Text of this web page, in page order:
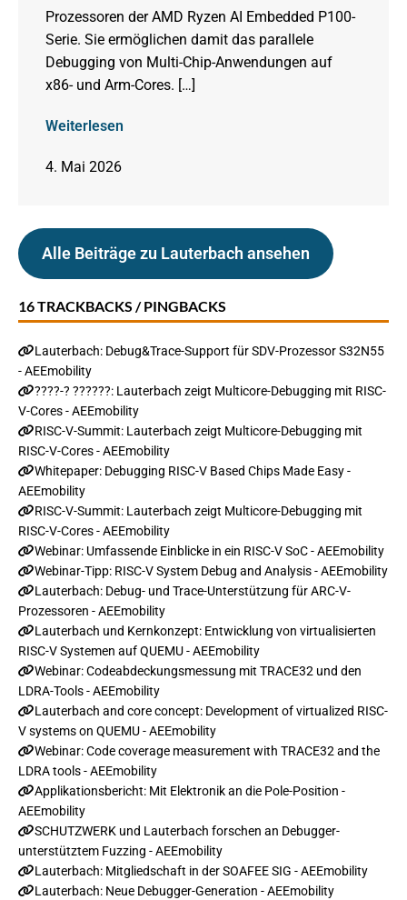
Prozessoren der AMD Ryzen AI Embedded P100-
Serie. Sie ermöglichen damit das parallele
Debugging von Multi-Chip-Anwendungen auf
x86- und Arm-Cores. […]
Weiterlesen
4. Mai 2026
Alle Beiträge zu Lauterbach ansehen
16 TRACKBACKS / PINGBACKS
Lauterbach: Debug&Trace-Support für SDV-Prozessor S32N55
- AEEmobility
????-? ??????: Lauterbach zeigt Multicore-Debugging mit RISC-
V-Cores - AEEmobility
RISC-V-Summit: Lauterbach zeigt Multicore-Debugging mit
RISC-V-Cores - AEEmobility
Whitepaper: Debugging RISC-V Based Chips Made Easy -
AEEmobility
RISC-V-Summit: Lauterbach zeigt Multicore-Debugging mit
RISC-V-Cores - AEEmobility
Webinar: Umfassende Einblicke in ein RISC-V SoC - AEEmobility
Webinar-Tipp: RISC-V System Debug and Analysis - AEEmobility
Lauterbach: Debug- und Trace-Unterstützung für ARC-V-
Prozessoren - AEEmobility
Lauterbach und Kernkonzept: Entwicklung von virtualisierten
RISC-V Systemen auf QUEMU - AEEmobility
Webinar: Codeabdeckungsmessung mit TRACE32 und den
LDRA-Tools - AEEmobility
Lauterbach and core concept: Development of virtualized RISC-
V systems on QUEMU - AEEmobility
Webinar: Code coverage measurement with TRACE32 and the
LDRA tools - AEEmobility
Applikationsbericht: Mit Elektronik an die Pole-Position -
AEEmobility
SCHUTZWERK und Lauterbach forschen an Debugger-
unterstütztem Fuzzing - AEEmobility
Lauterbach: Mitgliedschaft in der SOAFEE SIG - AEEmobility
Lauterbach: Neue Debugger-Generation - AEEmobility